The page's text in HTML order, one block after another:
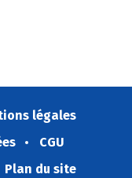
légales
CGU
Plan du site